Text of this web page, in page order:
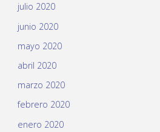
julio 2020
junio 2020
mayo 2020
abril 2020
marzo 2020
febrero 2020
enero 2020